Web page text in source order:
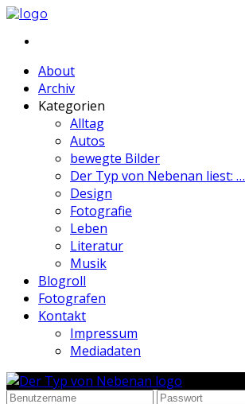
About
Archiv
Kategorien
Alltag
Autos
bewegte Bilder
Der Typ von Nebenan liest: …
Design
Fotografie
Leben
Literatur
Musik
Blogroll
Fotografen
Kontakt
Impressum
Mediadaten